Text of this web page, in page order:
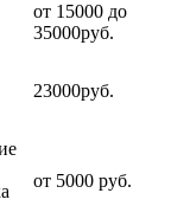
от 15000 до
35000руб.
23000руб.
от 5000 руб.